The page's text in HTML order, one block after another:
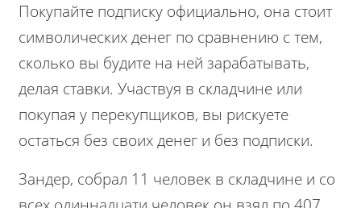
Покупайте подписку официально, она стоит
символических денег по сравнению с тем,
сколько вы будите на ней зарабатывать,
делая ставки. Участвуя в складчине или
покупая у перекупщиков, вы рискуете
остаться без своих денег и без подписки.
Зандер, собрал 11 человек в складчине и со